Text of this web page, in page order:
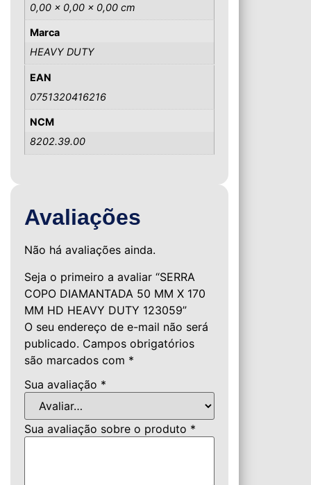
0,00 × 0,00 × 0,00 cm
Marca
HEAVY DUTY
EAN
0751320416216
NCM
8202.39.00
Avaliações
Não há avaliações ainda.
Seja o primeiro a avaliar “SERRA
COPO DIAMANTADA 50 MM X 170
MM HD HEAVY DUTY 123059”
O seu endereço de e-mail não será
publicado. Campos obrigatórios
são marcados com *
Sua avaliação *
Sua avaliação sobre o produto *